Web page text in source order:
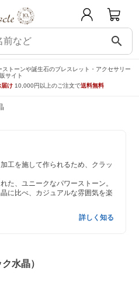
search
トーンや誕生石のブレスレット・アクセサリー
サイト
届け 10,000円以上のご注文で送料無料
工を施して作られるため、クラッ
た、ユニークなパワーストーン。
に比べ、カジュアルな雰囲気を楽
詳しく知る
水晶）